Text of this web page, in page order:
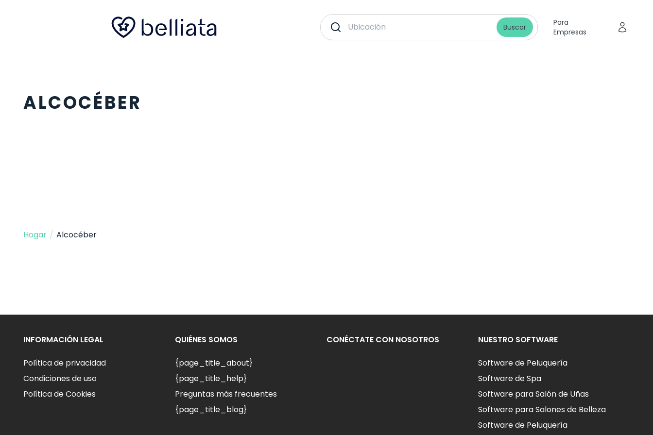
Buscar
Para
Empresas
ALCOCÉBER
Hogar / Alcocéber
INFORMACIÓN LEGAL
Política de privacidad
Condiciones de uso
Política de Cookies
QUIÉNES SOMOS
{page_title_about}
{page_title_help}
Preguntas más frecuentes
{page_title_blog}
CONÉCTATE CON NOSOTROS NUESTRO SOFTWARE
Software de Peluquería
Software de Spa
Software para Salón de Uñas
Software para Salones de Belleza
Software de Peluquería